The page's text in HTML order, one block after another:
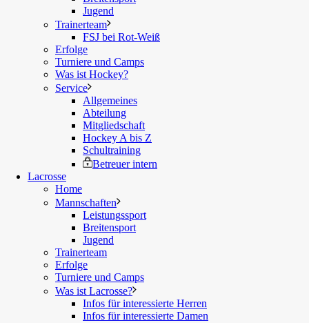
Jugend
Trainerteam
FSJ bei Rot-Weiß
Erfolge
Turniere und Camps
Was ist Hockey?
Service
Allgemeines
Abteilung
Mitgliedschaft
Hockey A bis Z
Schultraining
Betreuer intern
Lacrosse
Home
Mannschaften
Leistungssport
Breitensport
Jugend
Trainerteam
Erfolge
Turniere und Camps
Was ist Lacrosse?
Infos für interessierte Herren
Infos für interessierte Damen